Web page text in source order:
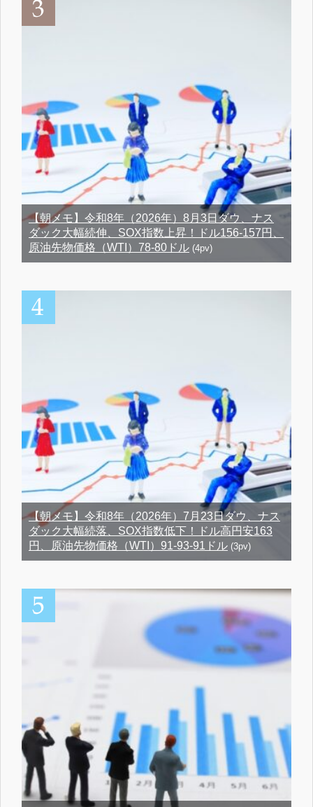
【朝メモ】令和8年（2026年）8月3日ダウ、ナス
ダック大幅続伸、SOX指数上昇！ドル156-157円、
原油先物価格（WTI）78-80ドル (4pv)
【朝メモ】令和8年（2026年）7月23日ダウ、ナス
ダック大幅続落、SOX指数低下！ドル高円安163
円、原油先物価格（WTI）91-93-91ドル (3pv)